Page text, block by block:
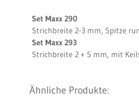
Set Maxx 290
Strichbreite 2-3 mm, Spitze
Set Maxx 293
Strichbreite 2 + 5 mm, mit
Ähnliche Produkte: